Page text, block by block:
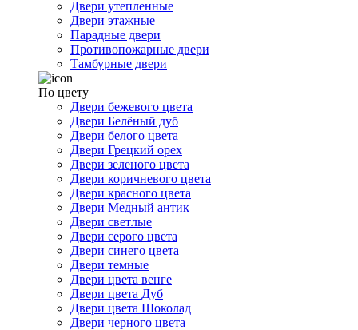
Двери утепленные
Двери этажные
Парадные двери
Противопожарные двери
Тамбурные двери
По цвету
Двери бежевого цвета
Двери Белёный дуб
Двери белого цвета
Двери Грецкий орех
Двери зеленого цвета
Двери коричневого цвета
Двери красного цвета
Двери Медный антик
Двери светлые
Двери серого цвета
Двери синего цвета
Двери темные
Двери цвета венге
Двери цвета Дуб
Двери цвета Шоколад
Двери черного цвета